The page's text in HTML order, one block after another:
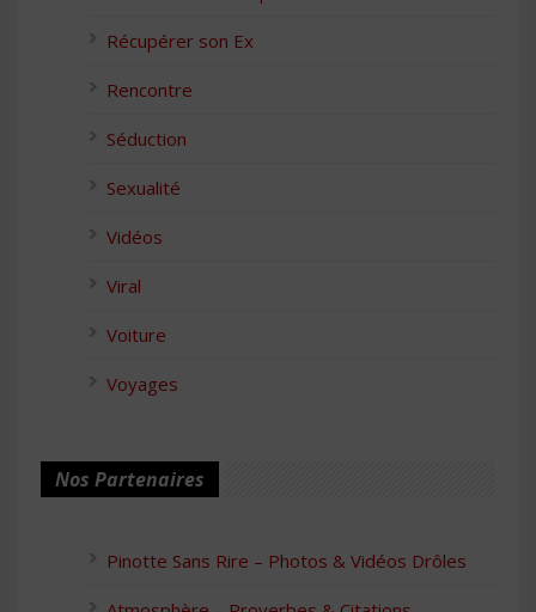
Récupérer son Ex
Rencontre
Séduction
Sexualité
Vidéos
Viral
Voiture
Voyages
Nos Partenaires
Pinotte Sans Rire – Photos & Vidéos Drôles